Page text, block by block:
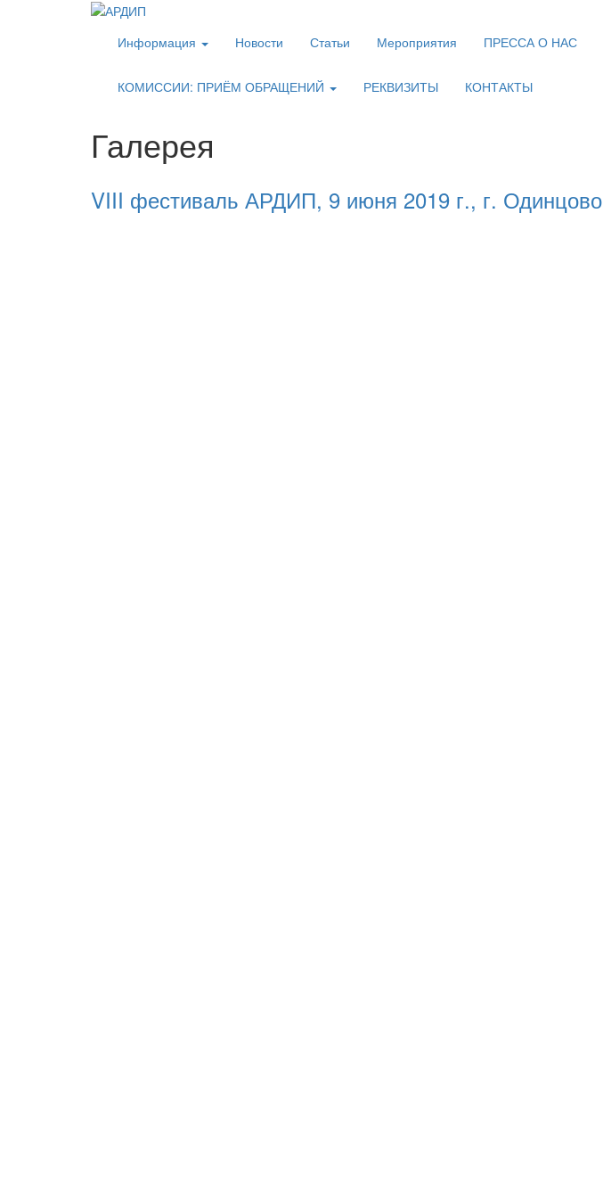
Информация Новости Статьи Мероприятия ПРЕССА О НАС
КОМИССИИ: ПРИЁМ ОБРАЩЕНИЙ РЕКВИЗИТЫ КОНТАКТЫ
Галерея
VIII фестиваль АРДИП, 9 июня 2019 г., г. Одинцово